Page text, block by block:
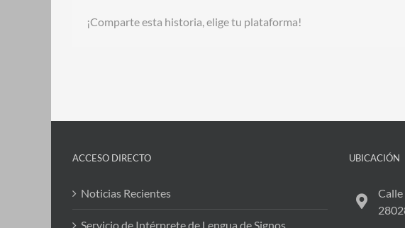
¡Comparte esta historia, elige tu plataforma!
ACCESO DIRECTO
Noticias Recientes
Servicio de Intérprete de Lengua de Signos
UBICACIÓN